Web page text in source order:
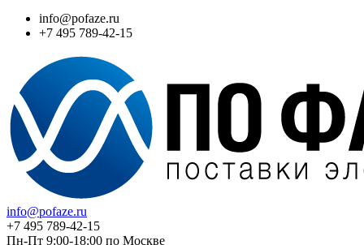
info@pofaze.ru
+7 495 789-42-15
info@pofaze.ru
+7 495 789-42-15
Пн-Пт 9:00-18:00 по Москве